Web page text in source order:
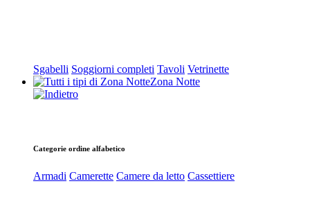
Sgabelli Soggiorni completi Tavoli Vetrinette
Zona Notte
Categorie ordine alfabetico
Armadi Camerette Camere da letto Cassettiere